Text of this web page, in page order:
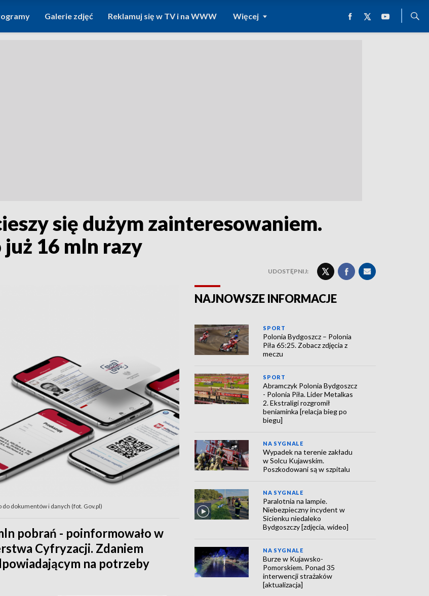
Galerie zdjęć Reklamuj się w TV i na WWW Więcej
się dużym zainteresowaniem.
16 mln razy
UDOSTĘPNIJ:
do dokumentów i danych (fot. Gov.pl)
pobrań - poinformowało w
Cyfryzacji. Zdaniem
na potrzeby
NAJNOWSZE INFORMACJE
SPORT
Polonia Bydgoszcz – Polonia
Piła 65:25. Zobacz zdjęcia z
meczu
SPORT
Abramczyk Polonia Bydgoszcz
- Polonia Piła. Lider Metalkas
2. Ekstraligi rozgromił
beniaminka [relacja bieg po
biegu]
NA SYGNALE
Wypadek na terenie zakładu
w Solcu Kujawskim.
Poszkodowani są w szpitalu
NA SYGNALE
Paralotnia na lampie.
Niebezpieczny incydent w
Sicienku niedaleko
Bydgoszczy [zdjęcia, wideo]
NA SYGNALE
Burze w Kujawsko-
Pomorskiem. Ponad 35
interwencji strażaków
[aktualizacja]